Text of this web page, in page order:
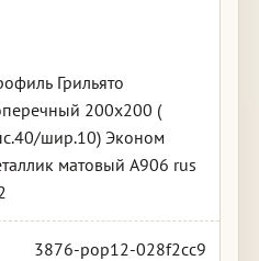
Грильято
200х200 (
шир.10) Эконом
матовый А906 rus
3876-pop12-028f2cc9